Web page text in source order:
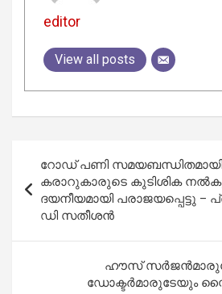
editor
View all posts
navigation
റോഡ് പണി സമയബന്ധിതമായി
കരാറുകാരുടെ കുടിശിക
ദയനീയമായി പരാജയപ്പെട്ടു –
ഡി സതീശന്‍
ഹൗസ്
ഡോക്ടര്‍മാരുടേയും